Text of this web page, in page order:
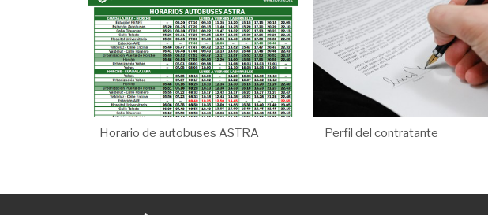
Horario de autobuses ASTRA Perfil del contratante